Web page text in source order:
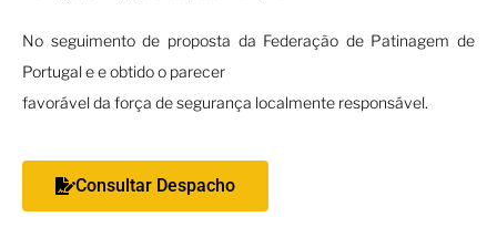
No seguimento de proposta da Federação de Patinagem de
Portugal e e obtido o parecer
favorável da força de segurança localmente responsável.
Consultar Despacho